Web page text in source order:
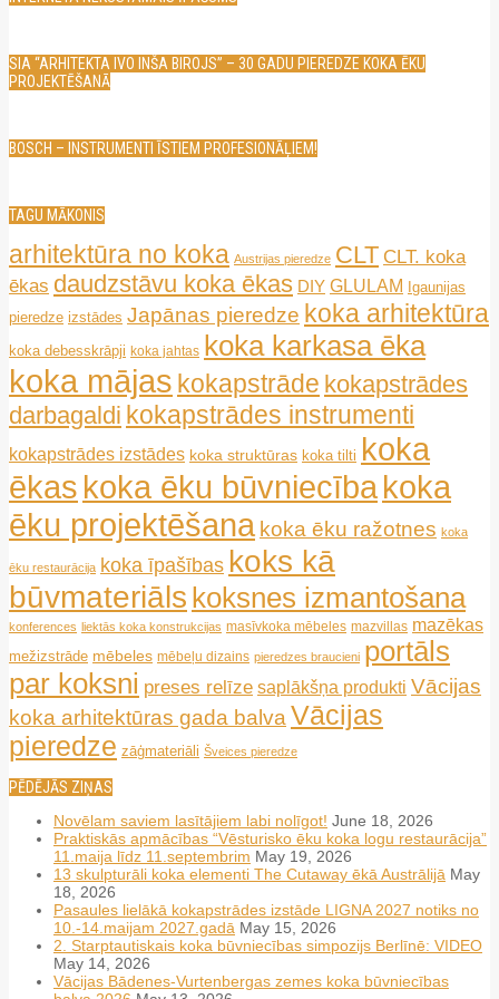
SIA “ARHITEKTA IVO INŠA BIROJS” – 30 GADU PIEREDZE KOKA ĒKU
PROJEKTĒŠANĀ
BOSCH – INSTRUMENTI ĪSTIEM PROFESIONĀĻIEM!
TAGU MĀKONIS
arhitektūra no koka Austrijas pieredze CLT CLT. koka
ēkas daudzstāvu koka ēkas DIY GLULAM
Igaunijas
pieredze izstādes Japānas pieredze koka arhitektūra
koka debesskrāpji koka jahtas koka karkasa ēka
koka mājas kokapstrāde kokapstrādes
darbagaldi kokapstrādes instrumenti
kokapstrādes izstādes koka struktūras koka tilti koka
ēkas koka ēku būvniecībakoka
ēku projektēšana koka ēku ražotnes koka
ēku restaurācija koka īpašības koks kā
būvmateriāls koksnes izmantošana
konferences liektās koka konstrukcijas masīvkoka mēbeles mazvillas mazēkas
mežizstrāde mēbeles mēbeļu dizains pieredzes braucieni portāls
par koksni preses relīze saplākšņa produkti Vācijas
koka arhitektūras gada balvaVācijas
pieredze zāģmateriāli Šveices pieredze
PĒDĒJĀS ZIŅAS
Novēlam saviem lasītājiem labi nolīgot! June 18, 2026
Praktiskās apmācības “Vēsturisko ēku koka logu restaurācija”
11.maija līdz 11.septembrim May 19, 2026
13 skulpturāli koka elementi The Cutaway ēkā Austrālijā May
18, 2026
Pasaules lielākā kokapstrādes izstāde LIGNA 2027 notiks no
10.-14.maijam 2027.gadā May 15, 2026
2. Starptautiskais koka būvniecības simpozijs Berlīnē: VIDEO
May 14, 2026
Vācijas Bādenes-Vurtenbergas zemes koka būvniecības